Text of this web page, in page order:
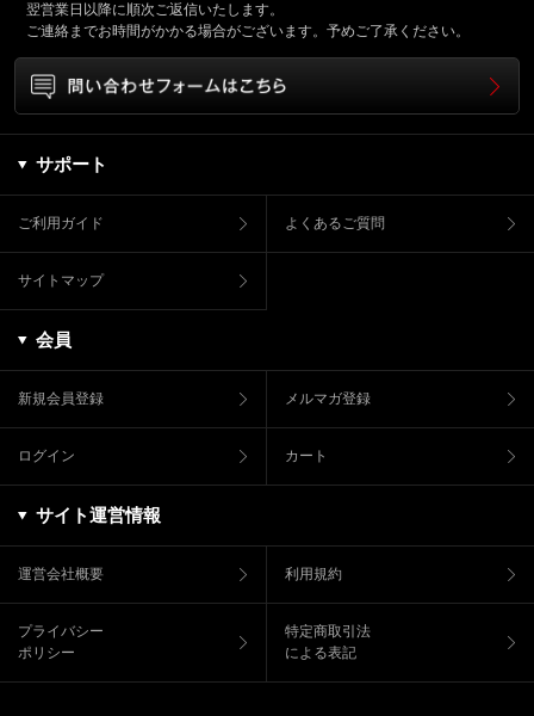
翌営業日以降に順次ご返信いたします。
ご連絡までお時間がかかる場合がございます。予めご了承ください。
サポート
ご利用ガイド よくあるご質問
サイトマップ
会員
新規会員登録 メルマガ登録
ログイン カート
サイト運営情報
運営会社概要 利用規約
プライバシー
ポリシー
特定商取引法
による表記